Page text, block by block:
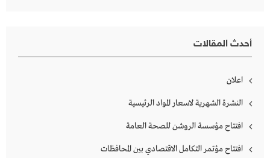
أحدث المقالات
اعلان
النشرة الشهرية لاسعار المواد الرئيسية
افتتاح مؤسسة الروشن للصحة العامة
افتتاح مؤتمر التكامل الاقتصادي بين المحافظات